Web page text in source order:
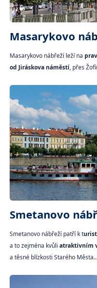
Masarykovo
Masarykovo nábřeží leží na
od Jiráskova náměstí, přes
Smetanovo
Smetanovo nábřeží patří k t
a to zejména kvůli atraktivním
a těsné blízkosti Starého